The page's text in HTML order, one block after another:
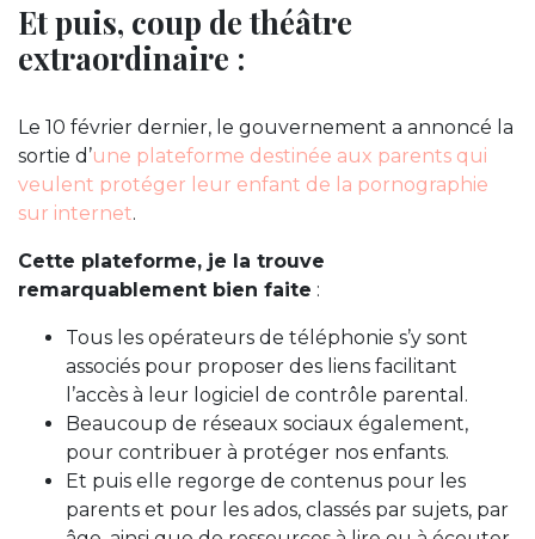
Et puis, coup de théâtre
extraordinaire :
Le 10 février dernier, le gouvernement a annoncé la
sortie d’une plateforme destinée aux parents qui
veulent protéger leur enfant de la pornographie
sur internet.
Cette plateforme, je la trouve
remarquablement bien faite :
Tous les opérateurs de téléphonie s’y sont
associés pour proposer des liens facilitant
l’accès à leur logiciel de contrôle parental.
Beaucoup de réseaux sociaux également,
pour contribuer à protéger nos enfants.
Et puis elle regorge de contenus pour les
parents et pour les ados, classés par sujets, par